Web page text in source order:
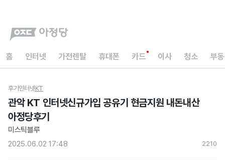
홈 인터넷 가전렌탈 휴대폰 카드 이사 청소 부
후기 인터넷KT
관악 KT 인터넷신규가입 공유기 현금지원 내돈내산
아정당후기
미스틱블루
2025.06.02 17:48
221 0